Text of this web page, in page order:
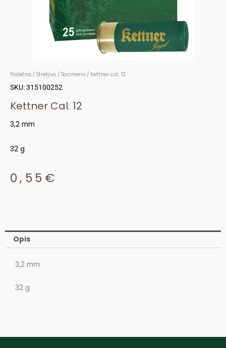
Početna / Streljivo / Sačmeno / Kettner cal. 12
SKU: 315100252
Kettner Cal. 12
3,2 mm
32 g
0,55 €
Opis
3,2 mm
32 g